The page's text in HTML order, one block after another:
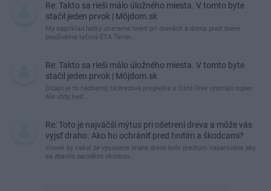
Re: Takto sa rieši málo úložného miesta. V tomto byte
stačil jeden prvok | Môjdom.sk
My napríklad labky utierame hneď pri dverách a doma pred dvere
používame tyčový ETA Terier…
Re: Takto sa rieši málo úložného miesta. V tomto byte
stačil jeden prvok | Môjdom.sk
Dizajn je to nádherný, tá brezová preglejka a čisté línie vyzerajú super.
Ale vždy, keď…
Re: Toto je najväčší mýtus pri ošetrení dreva a môže vás
vyjsť draho. Ako ho ochrániť pred hnitím a škodcami?
clovek by cakal ze vysusene drahe drevo bolo predtym naparovane aby
sa zbavilo zarodkov skodcov...